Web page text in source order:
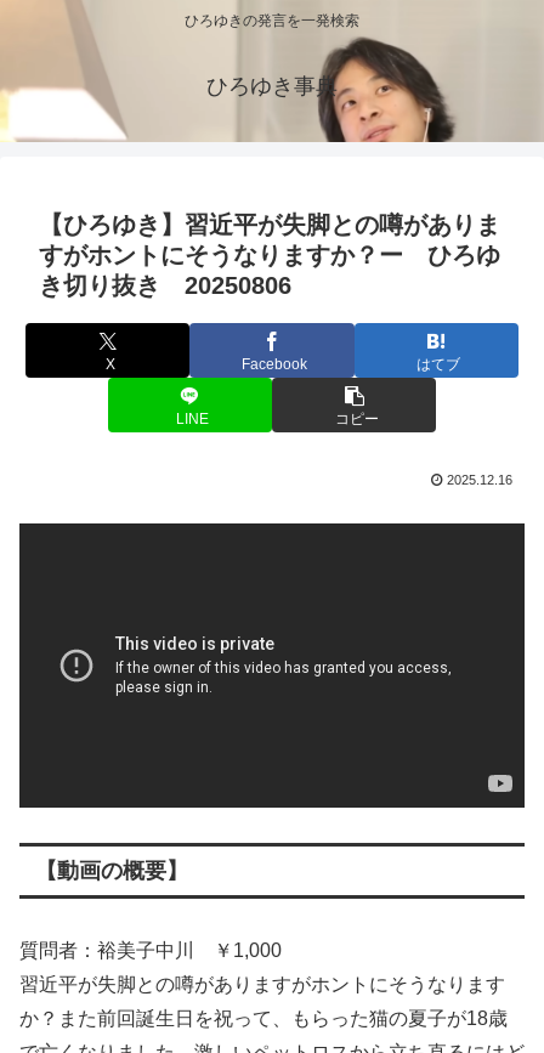
ひろゆきの発言を一発検索
ひろゆき事典
【ひろゆき】習近平が失脚との噂がありま
すがホントにそうなりますか？ー ひろゆ
き切り抜き 20250806
X Facebook はてブ
LINE コピー
2025.12.16
【動画の概要】
質問者：裕美子中川 ￥1,000
習近平が失脚との噂がありますがホントにそうなります
か？また前回誕生日を祝って、もらった猫の夏子が18歳